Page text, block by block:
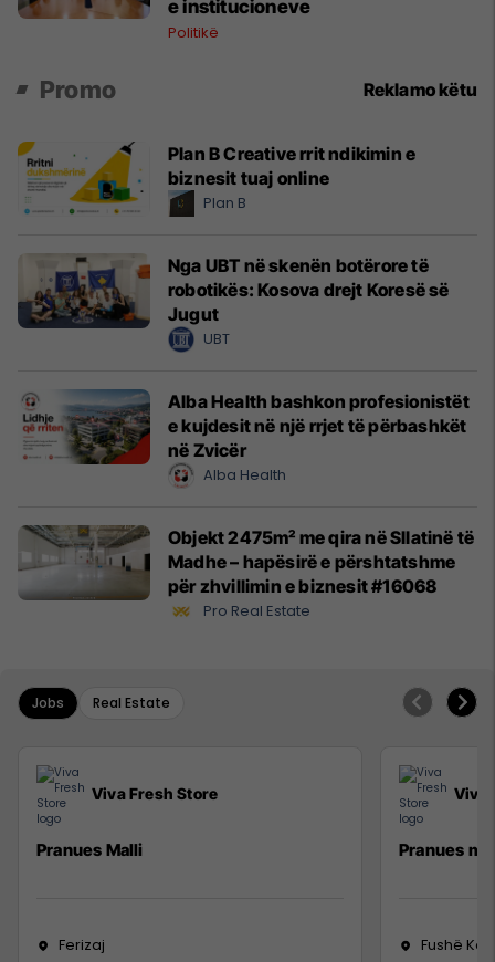
e institucioneve
Politikë
Promo Reklamo këtu
Plan B Creative rrit ndikimin e
biznesit tuaj online
Plan B
Nga UBT në skenën botërore të
robotikës: Kosova drejt Koresë së
Jugut
UBT
Alba Health bashkon profesionistët
e kujdesit në një rrjet të përbashkët
në Zvicër
Alba Health
Objekt 2475m² me qira në Sllatinë të
Madhe – hapësirë e përshtatshme
për zhvillimin e biznesit #16068
Pro Real Estate
Jobs Real Estate
Viva Fresh Store
Pranues Malli
Ferizaj
Viva
Pranues
Fushë